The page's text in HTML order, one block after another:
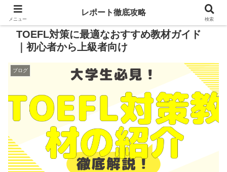
TOEFL対策に最適なおすすめ教材ガイド
｜初心者から上級者向け
ブログ
メニュー
レポート徹底攻略
検索